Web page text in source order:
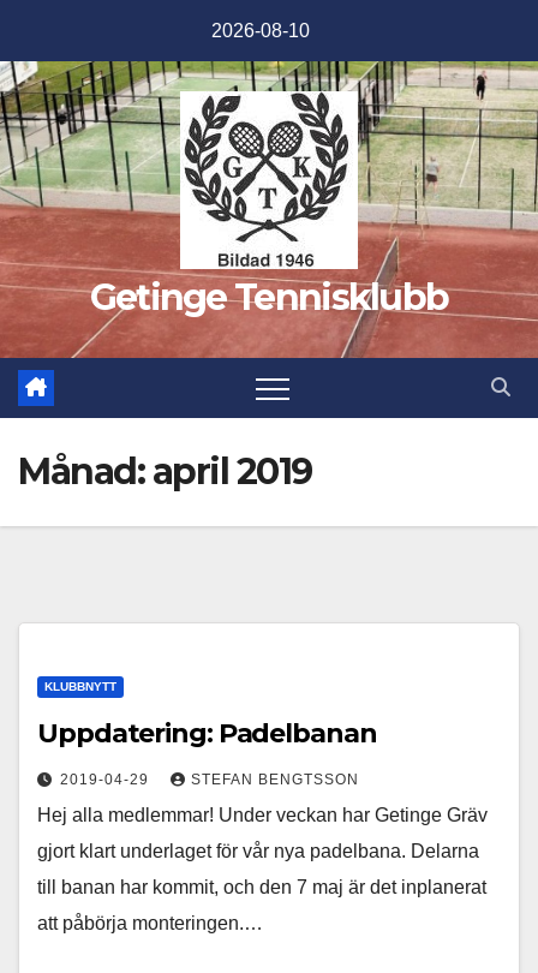
innehåll
2026-08-10
Getinge Tennisklubb
Månad:april 2019
KLUBBNYTT
Uppdatering: Padelbanan
2019-04-29 STEFAN BENGTSSON
Hej alla medlemmar! Under veckan har Getinge Gräv
gjort klart underlaget för vår nya padelbana. Delarna
till banan har kommit, och den 7 maj är det inplanerat
att påbörja monteringen.…